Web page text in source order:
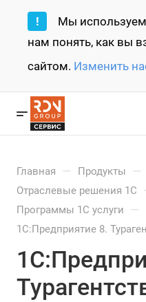
! Мы используем
нам понять, как вы
сайтом. Изменить
Главная — Продукты —
Отраслевые решения 1С
Программы 1С услуги —
1С:Предприятие 8.